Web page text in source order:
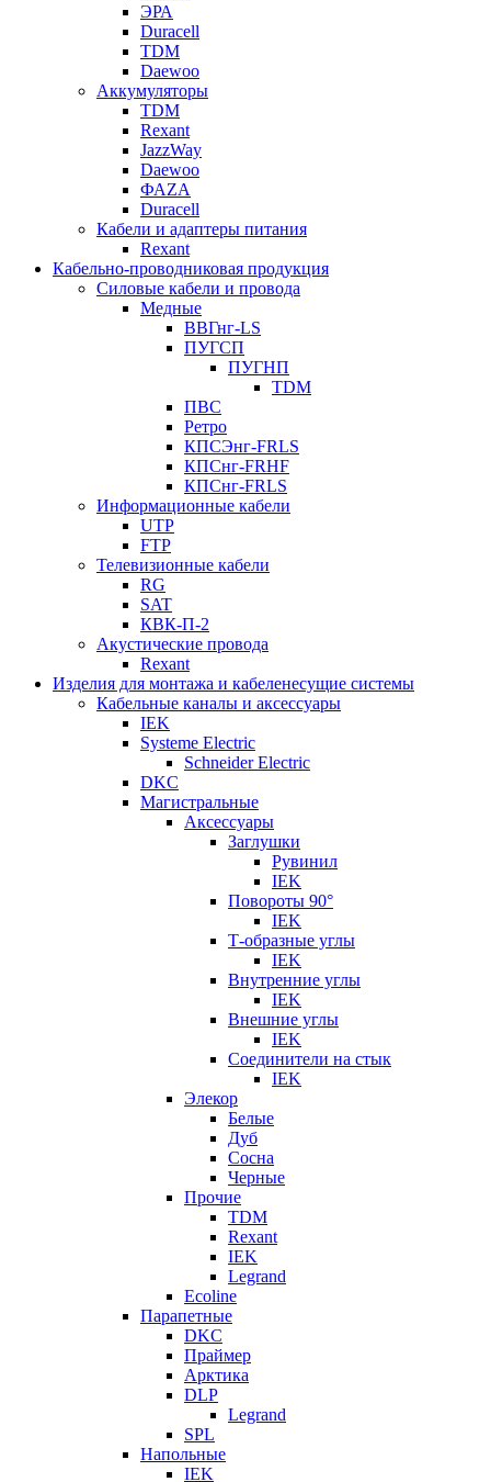
ЭРА
Duracell
TDM
Daewoo
Аккумуляторы
TDM
Rexant
JazzWay
Daewoo
ФАZА
Duracell
Кабели и адаптеры питания
Rexant
Кабельно-проводниковая продукция
Силовые кабели и провода
Медные
ВВГнг-LS
ПУГСП
ПУГНП
TDM
ПВС
Ретро
КПСЭнг-FRLS
КПСнг-FRHF
КПСнг-FRLS
Информационные кабели
UTP
FTP
Телевизионные кабели
RG
SAT
КВК-П-2
Акустические провода
Rexant
Изделия для монтажа и кабеленесущие системы
Кабельные каналы и аксессуары
IEK
Systeme Electric
Schneider Electric
DKC
Магистральные
Аксессуары
Заглушки
Рувинил
IEK
Повороты 90°
IEK
Т-образные углы
IEK
Внутренние углы
IEK
Внешние углы
IEK
Соединители на стык
IEK
Элекор
Белые
Дуб
Сосна
Черные
Прочие
TDM
Rexant
IEK
Legrand
Ecoline
Парапетные
DKC
Праймер
Арктика
DLP
Legrand
SPL
Напольные
IEK